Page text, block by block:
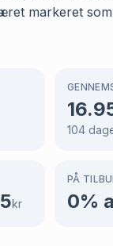
markeret
104
kr
PÅ
0%